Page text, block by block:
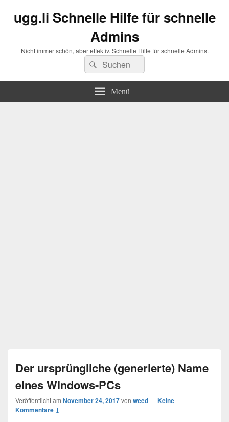
ugg.li Schnelle Hilfe für schnelle
Admins
Nicht immer schön, aber effektiv. Schnelle Hilfe für schnelle Admins.
Suchen
nach:
Suchen
Menü
Der ursprüngliche (generierte) Name
eines Windows-PCs
Veröffentlicht am November 24, 2017von weed—Keine
Kommentare ↓